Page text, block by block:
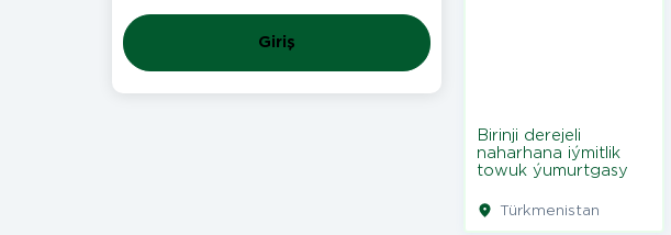
Giriş
Birinji derejeli
naharhana iýmitlik
towuk ýumurtgasy
Türkmenistan